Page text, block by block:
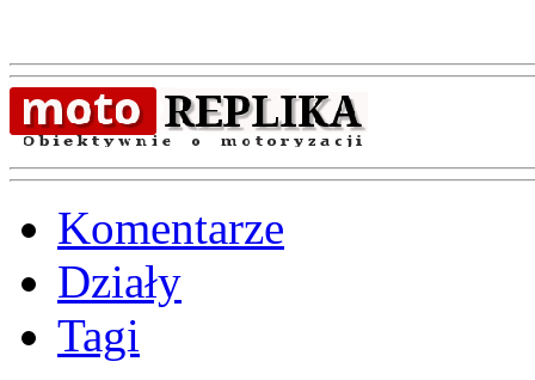
Komentarze
Działy
Tagi